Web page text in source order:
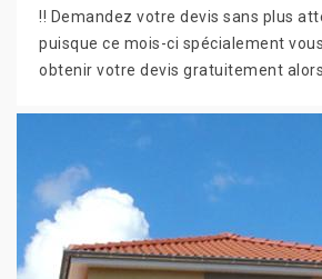
!! Demandez votre devis sans plus
puisque ce mois-ci spécialement
obtenir votre devis gratuitement